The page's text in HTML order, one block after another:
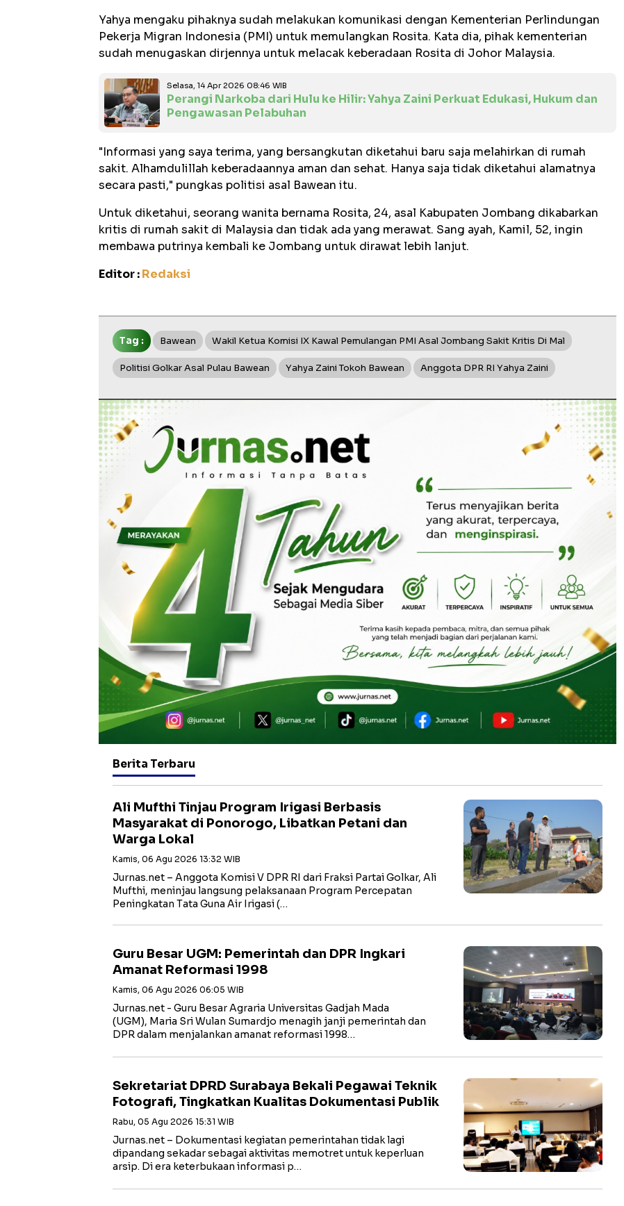
Yahya mengaku pihaknya sudah melakukan komunikasi dengan Kementerian Perlindungan
Pekerja Migran Indonesia (PMI) untuk memulangkan Rosita. Kata dia, pihak kementerian
sudah menugaskan dirjennya untuk melacak keberadaan Rosita di Johor Malaysia.
Selasa, 14 Apr 2026 08:46 WIB
Perangi Narkoba dari Hulu ke Hilir: Yahya Zaini Perkuat Edukasi, Hukum dan
Pengawasan Pelabuhan
"Informasi yang saya terima, yang bersangkutan diketahui baru saja melahirkan di rumah
sakit. Alhamdulillah keberadaannya aman dan sehat. Hanya saja tidak diketahui alamatnya
secara pasti," pungkas politisi asal Bawean itu.
Untuk diketahui, seorang wanita bernama Rosita, 24, asal Kabupaten Jombang dikabarkan
kritis di rumah sakit di Malaysia dan tidak ada yang merawat. Sang ayah, Kamil, 52, ingin
membawa putrinya kembali ke Jombang untuk dirawat lebih lanjut.
Editor :Redaksi
Tag : Bawean Wakil Ketua Komisi IX Kawal Pemulangan PMI Asal Jombang Sakit Kritis Di Mal
Politisi Golkar Asal Pulau Bawean Yahya Zaini Tokoh Bawean Anggota DPR RI Yahya Zaini
Berita Terbaru
Ali Mufthi Tinjau Program Irigasi Berbasis
Masyarakat di Ponorogo, Libatkan Petani dan
Warga Lokal
Kamis, 06 Agu 2026 13:32 WIB
Jurnas.net – Anggota Komisi V DPR RI dari Fraksi Partai Golkar, Ali
Mufthi, meninjau langsung pelaksanaan Program Percepatan
Peningkatan Tata Guna Air Irigasi (…
Guru Besar UGM: Pemerintah dan DPR Ingkari
Amanat Reformasi 1998
Kamis, 06 Agu 2026 06:05 WIB
Jurnas.net - Guru Besar Agraria Universitas Gadjah Mada
(UGM), Maria Sri Wulan Sumardjo menagih janji pemerintah dan
DPR dalam menjalankan amanat reformasi 1998…
Sekretariat DPRD Surabaya Bekali Pegawai Teknik
Fotografi, Tingkatkan Kualitas Dokumentasi Publik
Rabu, 05 Agu 2026 15:31 WIB
Jurnas.net – Dokumentasi kegiatan pemerintahan tidak lagi
dipandang sekadar sebagai aktivitas memotret untuk keperluan
arsip. Di era keterbukaan informasi p…